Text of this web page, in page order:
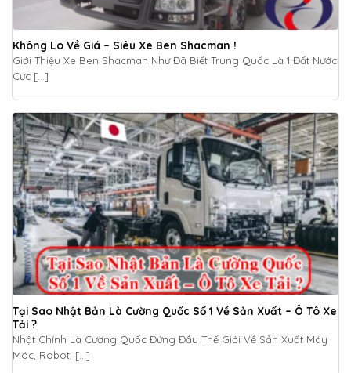
Không Lo Về Giá – Siêu Xe Ben Shacman !
Giới Thiệu Xe Ben Shacman Như Đã Biết Trung Quốc Là 1 Đất Nước
Cực [...]
Tại Sao Nhật Bản Là Cường Quốc Số 1 Về Sản Xuất – Ô Tô Xe
Tải ?
Nhật Chính Là Cường Quốc Đứng Đầu Thế Giới Về Sản Xuất Máy
Móc, Robot, [...]